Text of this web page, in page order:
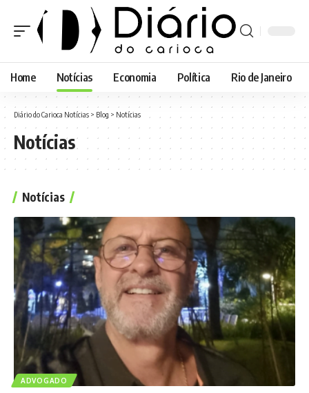
Home Notícias Economia Política Rio de Janeiro
Diário do Carioca Notícias > Blog > Notícias
Notícias
Notícias
ADVOGADO